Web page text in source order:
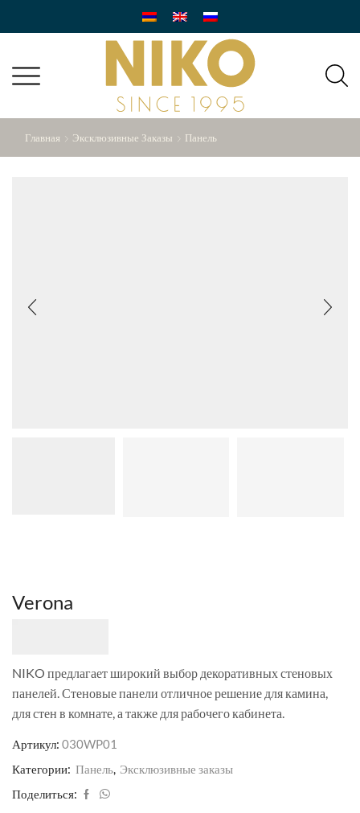
Главная Эксклюзивные Заказы Панель
Verona
NIKO предлагает широкий выбор декоративных стеновых
панелей. Стеновые панели отличное решение для камина,
для стен в комнате, а также для рабочего кабинета.
Артикул: 030WP01
Категории: Панель, Эксклюзивные заказы
Поделиться: